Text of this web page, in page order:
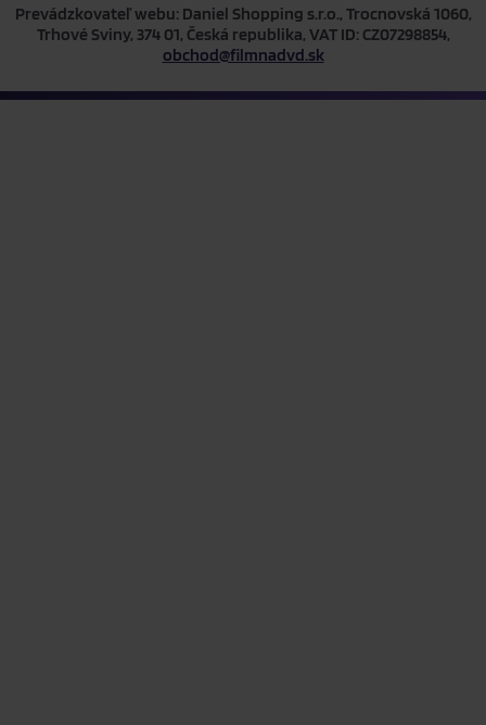
Prevádzkovateľ webu: Daniel Shopping s.r.o., Trocnovská 1060,
Trhové Sviny, 374 01, Česká republika, VAT ID: CZ07298854,
obchod@filmnadvd.sk